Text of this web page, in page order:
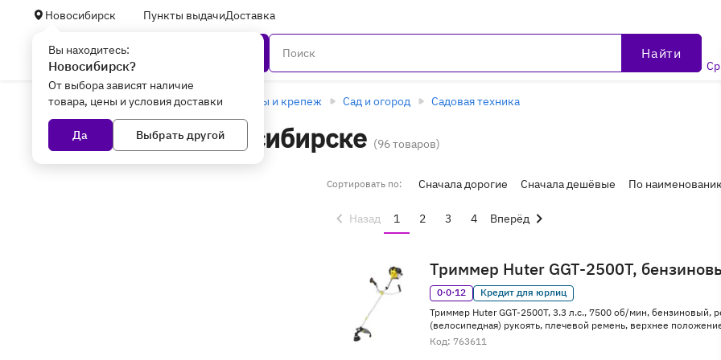
Новосибирск Пункты выдачиДоставка
Вы находитесь:
Новосибирск?
От выбора зависят наличие
товара, цены и условия доставки
Да Выбрать другой
Найти
Главная Дом, дача, авто Инструменты и крепеж Сад и огород Садовая техника
Триммеры в Новосибирске (96 товаров)
Сортировать по: Сначала дорогие Сначала дешёвые По
Назад 1 2 3 4 Вперёд
Триммер Huter GGT-2500T,
0·0·12
Кредит для юрлиц
Триммер Huter GGT-2500T, 3.3 л.с., 7500 об/мин, бензиновый,
(велосипедная) рукоять, плечевой ремень, верхнее
Код: 763611